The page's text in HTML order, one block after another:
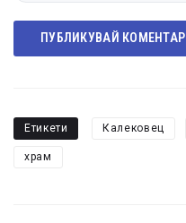
ПУБЛИКУВАЙ КОМЕНТАР
Етикети Калековец
храм